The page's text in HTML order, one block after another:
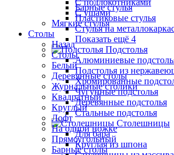
Барные стулья
Пластиковые стулья
Стулья на
Показать ещё 4
Подстолья
Алюминиевые
Подстолья из
Хромированные
Чугунные подстолья
Деревянные подстолья
Стальные подстолья
Столешницы
Для бара
Круглая из шпона
С подлокотниками
С ушами
Мягкие стулья
Столы
Назад
Столы
Белый
Деревянные столы
Журнальные столики
Квадратный
Круглый
Лофт
На одной ножке
Прямоугольный
Барные столы